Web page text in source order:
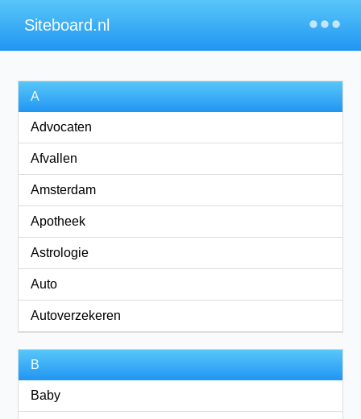
×
Siteboard.nl
A
Advocaten
Afvallen
Amsterdam
Apotheek
Astrologie
Auto
Autoverzekeren
B
Baby